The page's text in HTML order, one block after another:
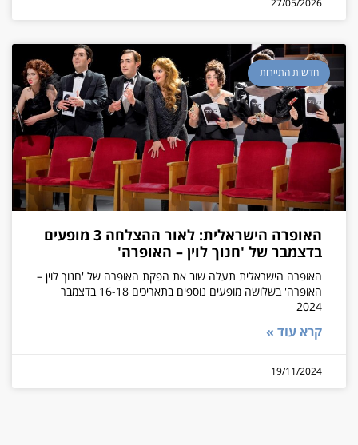
27/05/2026
חדשות התיירות
האופרה הישראלית: לאור ההצלחה 3 מופעים
בדצמבר של 'חנוך לוין – האופרה'
האופרה הישראלית תעלה שוב את הפקת האופרה של 'חנוך לוין –
האופרה' בשלושה מופעים נוספים בתאריכים 16-18 בדצמבר
2024
קרא עוד »
19/11/2024